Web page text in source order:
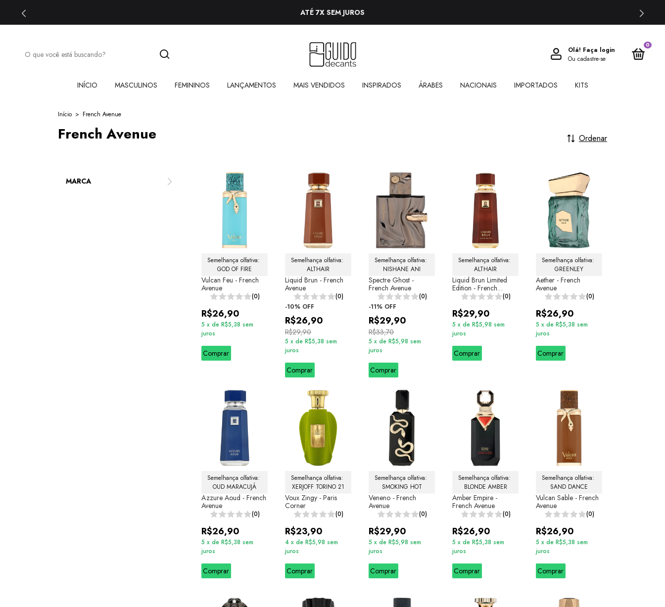
ATÉ 7X SEM JUROS
Olá! Faça login
Ou cadastre-se
0
INÍCIO MASCULINOS FEMININOS LANÇAMENTOS MAIS VENDIDOS INSPIRADOS ÁRABES NACIONAIS IMPORTADOS KITS
Início > French Avenue
French Avenue Ordenar
MARCA
Semelhança olfativa:
GOD OF FIRE
Vulcan Feu - French
Avenue
(0)
R$26,90
5 x de R$5,38 sem
juros
Comprar
Semelhança olfativa:
ALTHAIR
Liquid Brun - French
Avenue
(0)
-10% OFF
R$26,90
R$29,90
5 x de R$5,38 sem
juros
Comprar
Semelhança olfativa:
NISHANE ANI
Spectre Ghost -
French Avenue
(0)
-11% OFF
R$29,90
R$33,70
5 x de R$5,98 sem
juros
Comprar
Semelhança olfativa:
ALTHAIR
Liquid Brun Limited
Edition - French
Avenue
(0)
R$29,90
5 x de R$5,98 sem
juros
Comprar
Semelhança olfativa:
GREENLEY
Aether - French
Avenue
(0)
R$26,90
5 x de R$5,38 sem
juros
Comprar
Semelhança olfativa:
OUD MARACUJÁ
Azzure Aoud - French
Avenue
(0)
R$26,90
5 x de R$5,38 sem
juros
Comprar
Semelhança olfativa:
XERJOFF TORINO 21
Voux Zingy - Paris
Corner
(0)
R$23,90
4 x de R$5,98 sem
juros
Comprar
Semelhança olfativa:
SMOKING HOT
Veneno - French
Avenue
(0)
R$29,90
5 x de R$5,98 sem
juros
Comprar
Semelhança olfativa:
BLONDE AMBER
Amber Empire -
French Avenue
(0)
R$26,90
5 x de R$5,38 sem
juros
Comprar
Semelhança olfativa:
SAND DANCE
Vulcan Sable - French
Avenue
(0)
R$26,90
5 x de R$5,38 sem
juros
Comprar